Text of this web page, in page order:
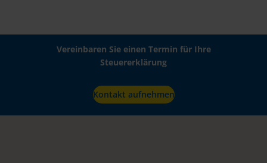
Vereinbaren Sie einen Termin für Ihre
Steuererklärung
Kontakt aufnehmen